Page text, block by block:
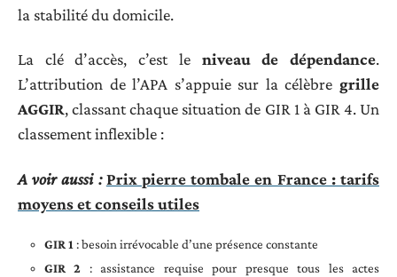
la stabilité du domicile.
La clé d’accès, c’est le niveau de dépendance.
L’attribution de l’APA s’appuie sur la célèbre grille
AGGIR, classant chaque situation de GIR 1 à GIR 4. Un
classement inflexible :
A voir aussi : Prix pierre tombale en France : tarifs
moyens et conseils utiles
GIR 1: besoin irrévocable d’une présence constante
GIR 2 : assistance requise pour presque tous les actes